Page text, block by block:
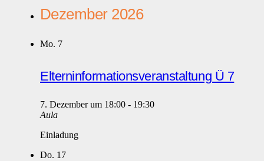
Dezember 2026
Mo. 7
Elterninformationsveranstaltung Ü 7
7. Dezember um 18:00 - 19:30
Aula
Einladung
Do. 17